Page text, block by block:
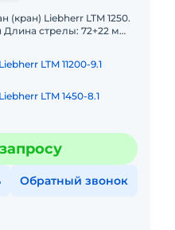
Liebherr LTM 1250.
LTM 11200-9.1
LTM 1450-8.1
Обратный звонок